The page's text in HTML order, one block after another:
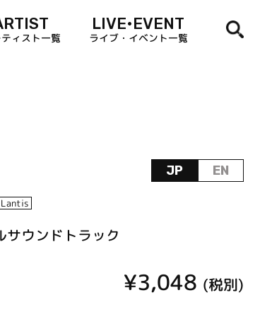
ィスト一覧
LIVE•EVENT
ライブ・イベント一覧
JP EN
Lantis
ウンドトラック
¥3,048 (税別)